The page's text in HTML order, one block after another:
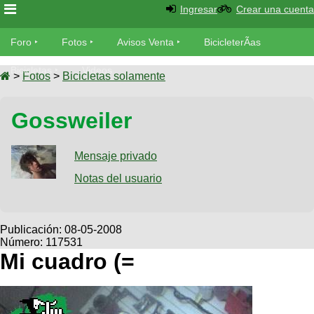
Foro
Foro
MecÃ¡nica
Fotos
SUBÃ
Galeria
Bicicletas
Viajes
Descenso
Dirt
Avisos
Ventas
SUBÃ
Buscar
Ultimos
Fotos
BicicleterÃ­
Bicicletas
Tandem
Videos
Cicloturismo
Ingresar Crear una cuenta
Foro Fotos Avisos Venta BicicleterÃ­as
Bicicletas Videos
> Fotos > Bicicletas solamente
Gossweiler
Mensaje privado
Notas del usuario
Publicación: 08-05-2008
Número: 117531
Mi cuadro (=